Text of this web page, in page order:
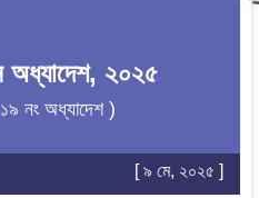
অধ্যাদেশ, ২০২৫
নং অধ্যাদেশ )
[ ৯ মে, ২০২৫ ]